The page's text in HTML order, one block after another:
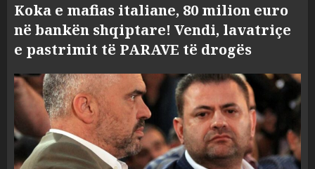
Koka e mafias italiane, 80 milion euro
në bankën shqiptare! Vendi, lavatriçe
e pastrimit të PARAVE të drogës